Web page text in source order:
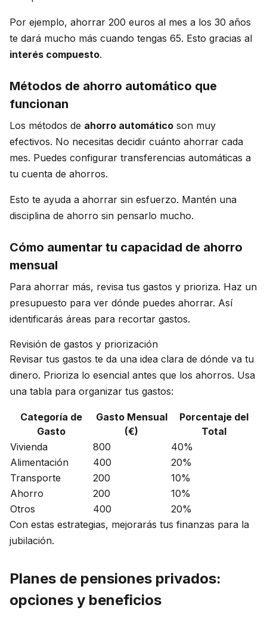
Por ejemplo, ahorrar 200 euros al mes a los 30 años
te dará mucho más cuando tengas 65. Esto gracias al
interés compuesto.
Métodos de ahorro automático que
funcionan
Los métodos de ahorro automático son muy
efectivos. No necesitas decidir cuánto ahorrar cada
mes. Puedes configurar transferencias automáticas a
tu cuenta de ahorros.
Esto te ayuda a ahorrar sin esfuerzo. Mantén una
disciplina de ahorro sin pensarlo mucho.
Cómo aumentar tu capacidad de ahorro
mensual
Para ahorrar más, revisa tus gastos y prioriza. Haz un
presupuesto para ver dónde puedes ahorrar. Así
identificarás áreas para recortar gastos.
Revisión de gastos y priorización
Revisar tus gastos te da una idea clara de dónde va tu
dinero. Prioriza lo esencial antes que los ahorros. Usa
una tabla para organizar tus gastos:
Categoría de
Gasto
Gasto Mensual
(€)
Porcentaje del
Total
Vivienda
800
40%
Alimentación
400
20%
Transporte
200
10%
Ahorro
200
10%
Otros
400
20%
Con estas estrategias, mejorarás tus finanzas para la
jubilación.
Planes de pensiones privados:
opciones y beneficios